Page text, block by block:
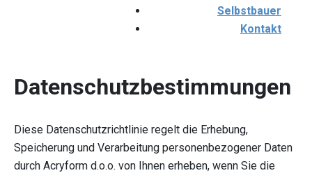
Selbstbauer
Kontakt
Datenschutzbestimmungen
Diese Datenschutzrichtlinie regelt die Erhebung,
Speicherung und Verarbeitung personenbezogener Daten
durch Acryform d.o.o. von Ihnen erheben, wenn Sie die